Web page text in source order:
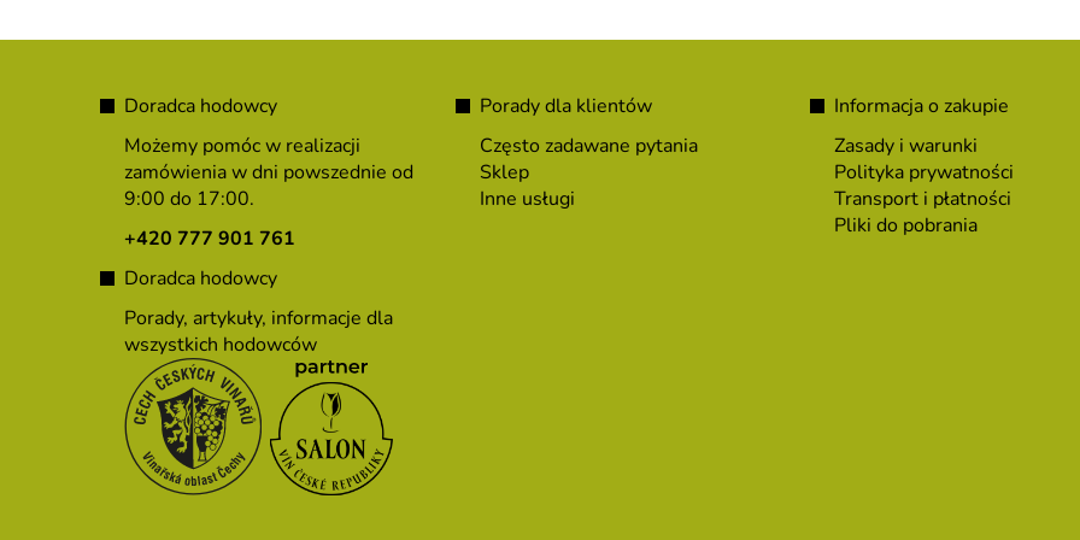
Doradca hodowcy
Możemy pomóc w realizacji
zamówienia w dni powszednie od
9:00 do 17:00.
+420 777 901 761
Doradca hodowcy
Porady, artykuły, informacje dla
wszystkich hodowców
Porady dla klientów
Często zadawane pytania
Sklep
Inne usługi
Informacja o zakupie
Zasady i warunki
Polityka prywatności
Transport i płatności
Pliki do pobrania